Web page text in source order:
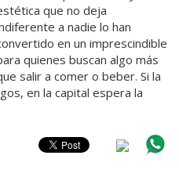
que no deja
a nadie lo han
en un imprescindible
quienes buscan algo más
salir a comer o beber. Si la
en la capital espera la